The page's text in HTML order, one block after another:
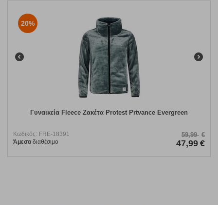
20%
Γυναικεία Fleece Ζακέτα Protest Prtvance Evergreen
Κωδικός: FRE-18391
Άμεσα διαθέσιμο
59,99 €
47,99 €